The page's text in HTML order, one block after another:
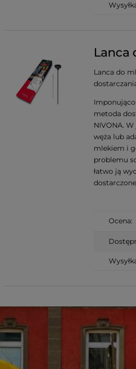
Lanca
Lanca do
metoda
NIVONA.
węża lub
mlekiem i
problemu
łatwo ją
Ocena: